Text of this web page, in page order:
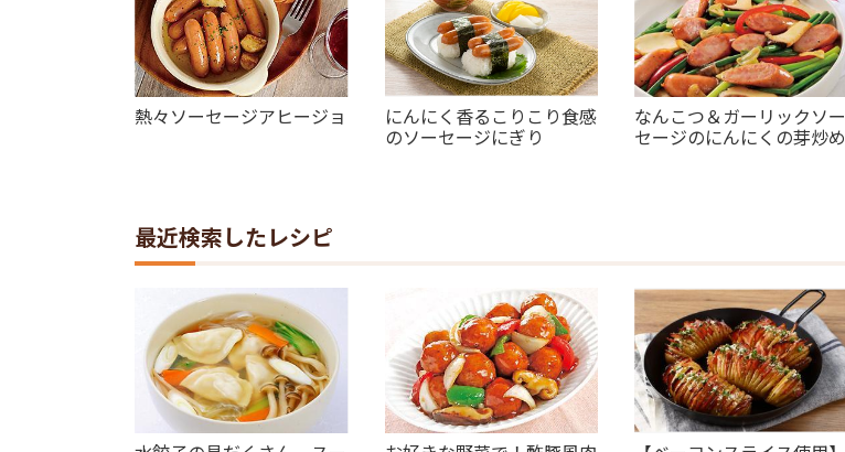
熱々ソーセージアヒージョ にんにく香るこりこり食感
のソーセージにぎり
なんこつ＆ガーリックソー
セージのにんにくの芽炒め
最近検索したレシピ